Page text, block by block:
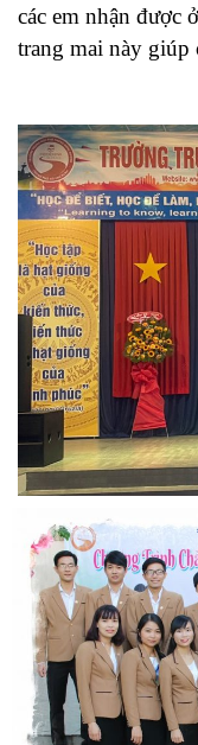
các em nhận được
trang mai này giúp